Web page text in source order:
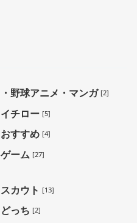
・野球アニメ・マンガ [2]
イチロー [5]
おすすめ [4]
ゲーム [27]
スカウト [13]
どっち [2]